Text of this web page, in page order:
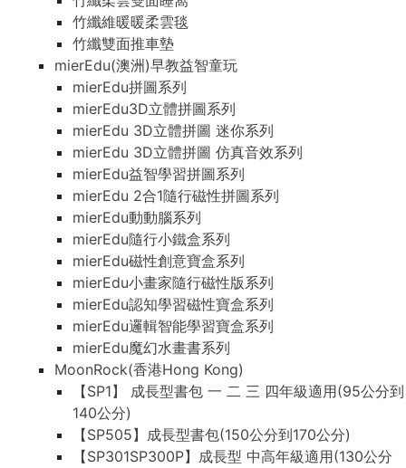
竹纖維暖暖柔雲毯
竹纖雙面推車墊
mierEdu(澳洲)早教益智童玩
mierEdu拼圖系列
mierEdu3D立體拼圖系列
mierEdu 3D立體拼圖 迷你系列
mierEdu 3D立體拼圖 仿真音效系列
mierEdu益智學習拼圖系列
mierEdu 2合1隨行磁性拼圖系列
mierEdu動動腦系列
mierEdu隨行小鐵盒系列
mierEdu磁性創意寶盒系列
mierEdu小畫家隨行磁性版系列
mierEdu認知學習磁性寶盒系列
mierEdu邏輯智能學習寶盒系列
mierEdu魔幻水畫書系列
MoonRock(香港Hong Kong)
【SP1】 成長型書包 一 二 三 四年級適用(95公分到
140公分)
【SP505】成長型書包(150公分到170公分)
【SP301SP300P】成長型 中高年級適用(130公分